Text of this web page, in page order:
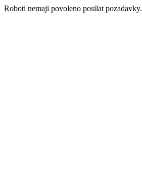
Roboti nemaji povoleno posilat pozadavky.